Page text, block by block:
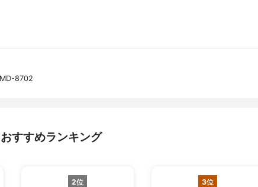
8702
すすめランキング
2位 3位